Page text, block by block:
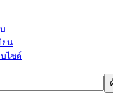
ยน
บไซต์